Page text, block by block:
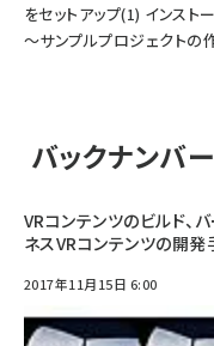
をセットアップ(1) インスト
～サンプルプロジェクトの
バックナンバー
VRコンテンツのビルド、
ネスVRコンテンツの開発
2017年11月15日 6:00